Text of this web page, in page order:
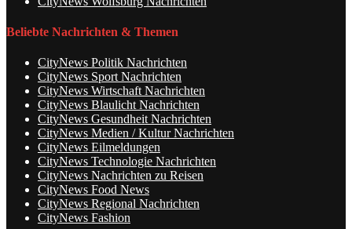
Beliebte Nachrichten & Themen
CityNews Politik Nachrichten
CityNews Sport Nachrichten
CityNews Wirtschaft Nachrichten
CityNews Blaulicht Nachrichten
CityNews Gesundheit Nachrichten
CityNews Medien / Kultur Nachrichten
CityNews Eilmeldungen
CityNews Technologie Nachrichten
CityNews Nachrichten zu Reisen
CityNews Food News
CityNews Regional Nachrichten
CityNews Fashion